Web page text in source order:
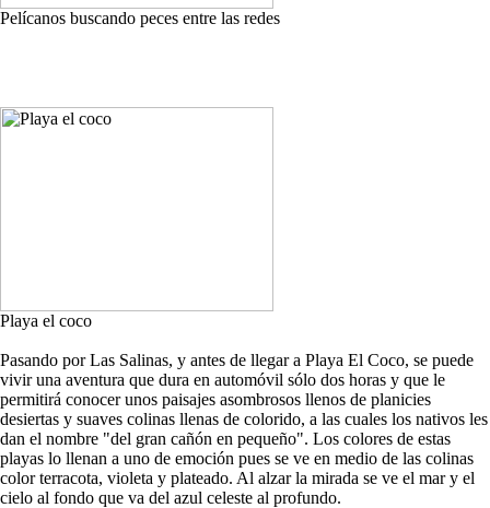
Pelícanos buscando peces entre las redes
Playa el coco
Pasando por Las Salinas, y antes de llegar a Playa El Coco, se puede
vivir una aventura que dura en automóvil sólo dos horas y que le
permitirá conocer unos paisajes asombrosos llenos de planicies
desiertas y suaves colinas llenas de colorido, a las cuales los nativos les
dan el nombre "del gran cañón en pequeño". Los colores de estas
playas lo llenan a uno de emoción pues se ve en medio de las colinas
color terracota, violeta y plateado. Al alzar la mirada se ve el mar y el
cielo al fondo que va del azul celeste al profundo.